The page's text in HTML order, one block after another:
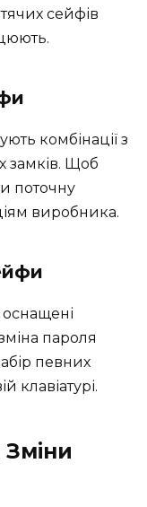
сейфів
комбінації з
замків. Щоб
поточну
виробника.
пароля
певних
клавіатурі.
Зміни